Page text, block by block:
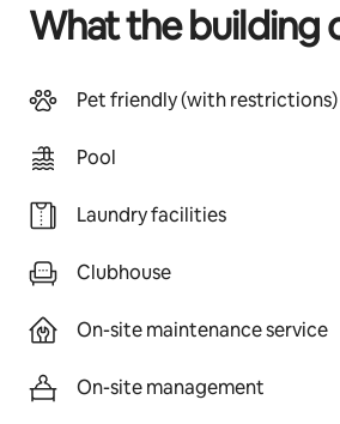
What the building
Pet friendly (with restrictions)
Pool
Laundry facilities
Clubhouse
On-site maintenance service
On-site management